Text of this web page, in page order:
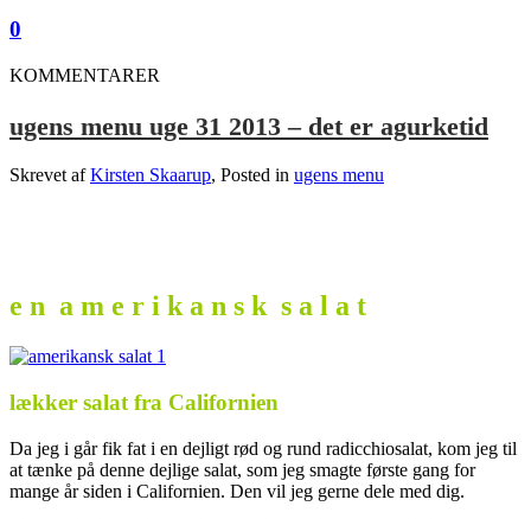
0
KOMMENTARER
ugens menu uge 31 2013 – det er agurketid
Skrevet afKirsten Skaarup, Posted in ugens menu
e n a m e r i k a n s k s a l a t
lækker salat fra Californien
Da jeg i går fik fat i en dejligt rød og rund radicchiosalat, kom jeg til
at tænke på denne dejlige salat, som jeg smagte første gang for
mange år siden i Californien. Den vil jeg gerne dele med dig.